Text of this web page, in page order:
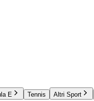
E Tennis Altri Sport